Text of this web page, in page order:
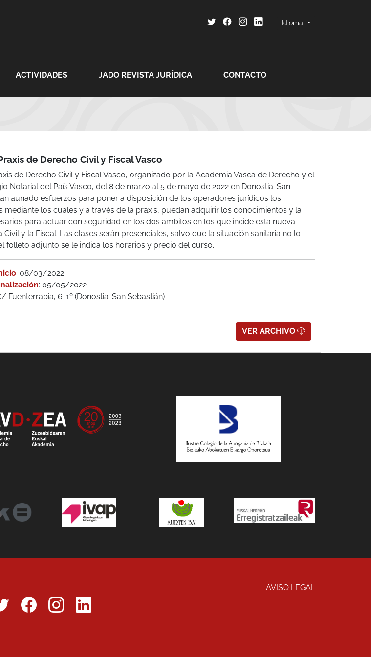
Idioma
ACTIVIDADES JADO REVISTA JURÍDICA CONTACTO
de Derecho Civil y Fiscal Vasco
de Derecho Civil y Fiscal Vasco, organizado por la Academia Vasca de Derecho y el
Notarial del País Vasco, del 8 de marzo al 5 de mayo de 2022 en Donostia-San
aunado esfuerzos para poner a disposición de los operadores jurídicos los
mediante los cuales y a través de la praxis, puedan adquirir los conocimientos y la
para actuar con seguridad en los dos ámbitos en los que incide esta nueva
Civil y la Fiscal. Las clases serán presenciales, salvo que la situación sanitaria no lo
folleto adjunto se le indica los horarios y precio del curso.
: 08/03/2022
: 05/05/2022
Fuenterrabia, 6-1º (Donostia-San Sebastián)
VER ARCHIVO
AVISO LEGAL